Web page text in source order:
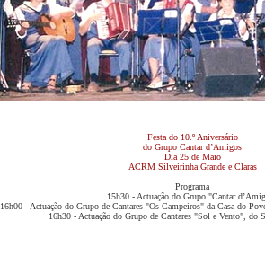
Festa do 10.º Aniversário
do Grupo Cantar d’Amigos
Dia 25 de Maio
ACRM Silveirinha Grande e Claras
Programa
15h30 - Actuação do Grupo "Cantar
16h00 - Actuação do Grupo de Cantares "Os Campeiros" da Casa do
16h30 - Actuação do Grupo de Cantares "Sol e Vento", do